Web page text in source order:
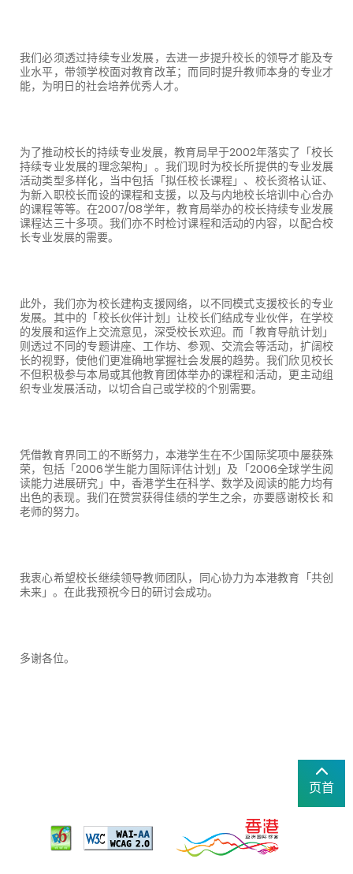
我们必须透过持续专业发展，去进一步提升校长的领导才能及专
业水平，带领学校面对教育改革；而同时提升教师本身的专业才
能，为明日的社会培养优秀人才。
为了推动校长的持续专业发展，教育局早于2002年落实了「校长
持续专业发展的理念架构」。我们现时为校长所提供的专业发展
活动类型多样化，当中包括「拟任校长课程」、校长资格认证、
为新入职校长而设的课程和支援，以及与内地校长培训中心合办
的课程等等。在2007/08学年，教育局举办的校长持续专业发展
课程达三十多项。我们亦不时检讨课程和活动的内容，以配合校
长专业发展的需要。
此外，我们亦为校长建构支援网络，以不同模式支援校长的专业
发展。其中的「校长伙伴计划」让校长们结成专业伙伴，在学校
的发展和运作上交流意见，深受校长欢迎。而「教育导航计划」
则透过不同的专题讲座、工作坊、参观、交流会等活动，扩阔校
长的视野，使他们更准确地掌握社会发展的趋势。我们欣见校长
不但积极参与本局或其他教育团体举办的课程和活动，更主动组
织专业发展活动，以切合自己或学校的个别需要。
凭借教育界同工的不断努力，本港学生在不少国际奖项中屡获殊
荣，包括「2006学生能力国际评估计划」及「2006全球学生阅
读能力进展研究」中，香港学生在科学、数学及阅读的能力均有
出色的表现。我们在赞赏获得佳绩的学生之余，亦要感谢校长 和
老师的努力。
我衷心希望校长继续领导教师团队，同心协力为本港教育「共创
未来」。在此我预祝今日的研讨会成功。
多谢各位。
页首